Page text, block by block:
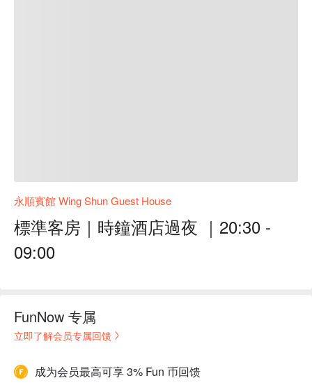
永順賓館 Wing Shun Guest House
標準客房｜時鐘酒店過夜 ｜20:30 -
09:00
FunNow 专属
立即了解会员专属回馈
成为会员最高可享 3% Fun 币回馈